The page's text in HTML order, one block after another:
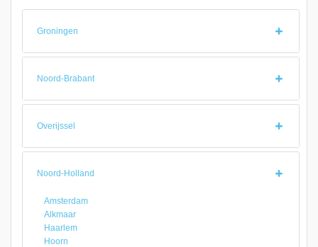
Groningen
Noord-Brabant
Overijssel
Noord-Holland
Amsterdam
Alkmaar
Haarlem
Hoorn